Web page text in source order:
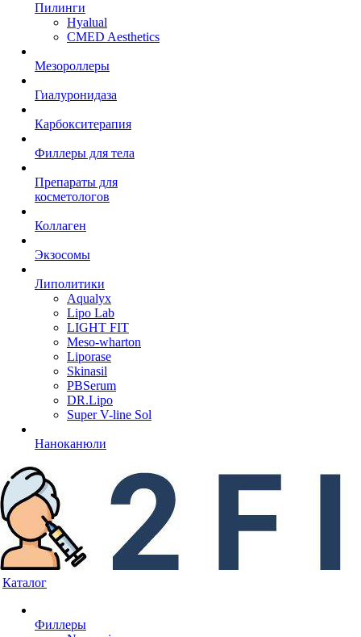
Пилинги
Hyalual
CMED Aesthetics
Мезороллеры
Гиалуронидаза
Карбокситерапия
Филлеры для тела
Препараты для
косметологов
Коллаген
Экзосомы
Липолитики
Aqualyx
Lipo Lab
LIGHT FIT
Meso-wharton
Liporase
Skinasil
PBSerum
DR.Lipo
Super V-line Sol
Наноканюли
Каталог
Филлеры